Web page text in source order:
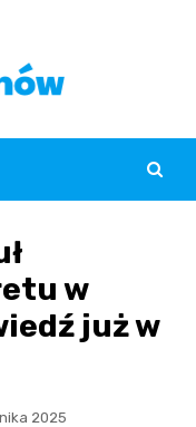
w
już w
2025